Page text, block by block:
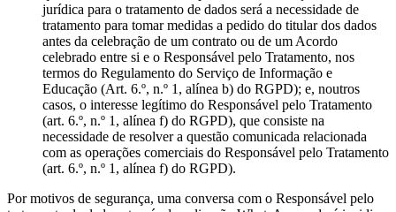
jurídica para o tratamento de dados será a necessidade de
tratamento para tomar medidas a pedido do titular dos dados
antes da celebração de um contrato ou de um Acordo
celebrado entre si e o Responsável pelo Tratamento, nos
termos do Regulamento do Serviço de Informação e
Educação (Art. 6.º, n.º 1, alínea b) do RGPD); e, noutros
casos, o interesse legítimo do Responsável pelo Tratamento
(art. 6.º, n.º 1, alínea f) do RGPD), que consiste na
necessidade de resolver a questão comunicada relacionada
com as operações comerciais do Responsável pelo Tratamento
(art. 6.º, n.º 1, alínea f) do RGPD).
Por motivos de segurança, uma conversa com o Responsável pelo